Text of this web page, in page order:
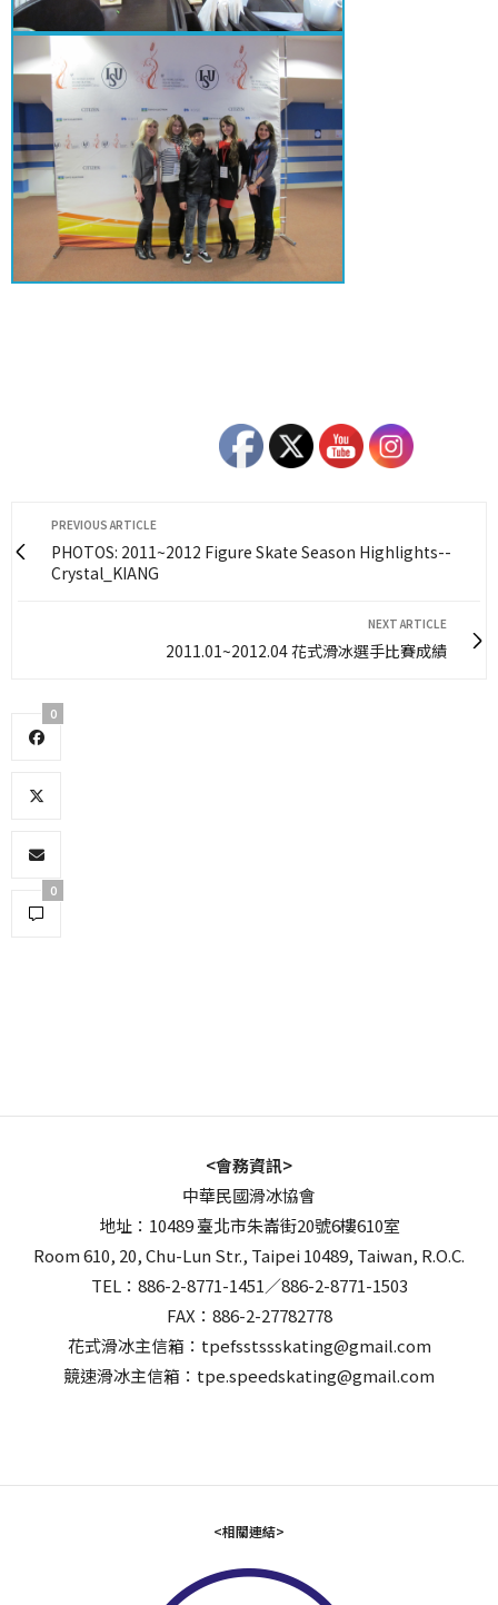
PREVIOUS ARTICLE
PHOTOS: 2011~2012 Figure Skate Season Highlights--
Crystal_KIANG
NEXT ARTICLE
2011.01~2012.04 花式滑冰選手比賽成績
0
0
<會務資訊>
中華民國滑冰協會
地址：10489 臺北市朱崙街20號6樓610室
Room 610, 20, Chu-Lun Str., Taipei 10489, Taiwan, R.O.C.
TEL：886-2-8771-1451／886-2-8771-1503
FAX：886-2-27782778
花式滑冰主信箱：tpefsstssskating@gmail.com
競速滑冰主信箱：tpe.speedskating@gmail.com
<相關連結>